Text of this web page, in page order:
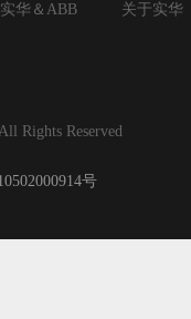
实华＆ABB 关于实华
Rights Reserved
号